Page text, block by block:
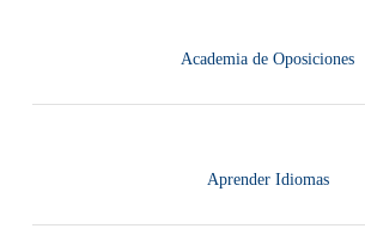
Academia de Oposiciones
Aprender Idiomas